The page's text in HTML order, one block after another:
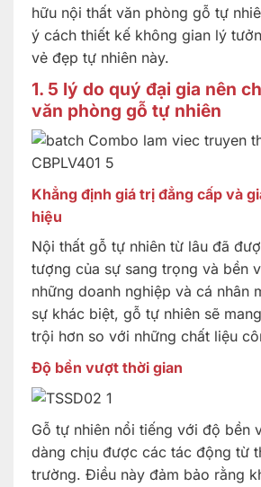
hữu nội thất văn phòng gỗ tự
ý cách thiết kế không gian lý
vẻ đẹp tự nhiên này.
1. 5 lý do quý đại gia nên
văn phòng gỗ tự nhiên
Khẳng định giá trị đẳng cấp và
hiệu
Nội thất gỗ tự nhiên từ lâu đã
tượng của sự sang trọng và bền
những doanh nghiệp và cá nhân
sự khác biệt, gỗ tự nhiên sẽ
trội hơn so với những chất liệu
Độ bền vượt thời gian
Gỗ tự nhiên nổi tiếng với độ bền
dàng chịu được các tác động từ
trường. Điều này đảm bảo rằng